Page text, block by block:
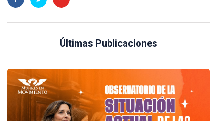
Últimas Publicaciones